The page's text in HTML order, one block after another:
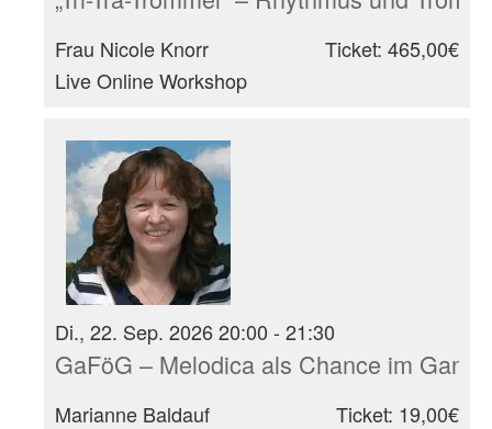
Frau Nicole Knorr
Live Online Workshop
Ticket: 465,00€
Di., 22. Sep. 2026 20:00 - 21:30
GaFöG – Melodica als Chance im
Marianne Baldauf
Ticket: 19,00€